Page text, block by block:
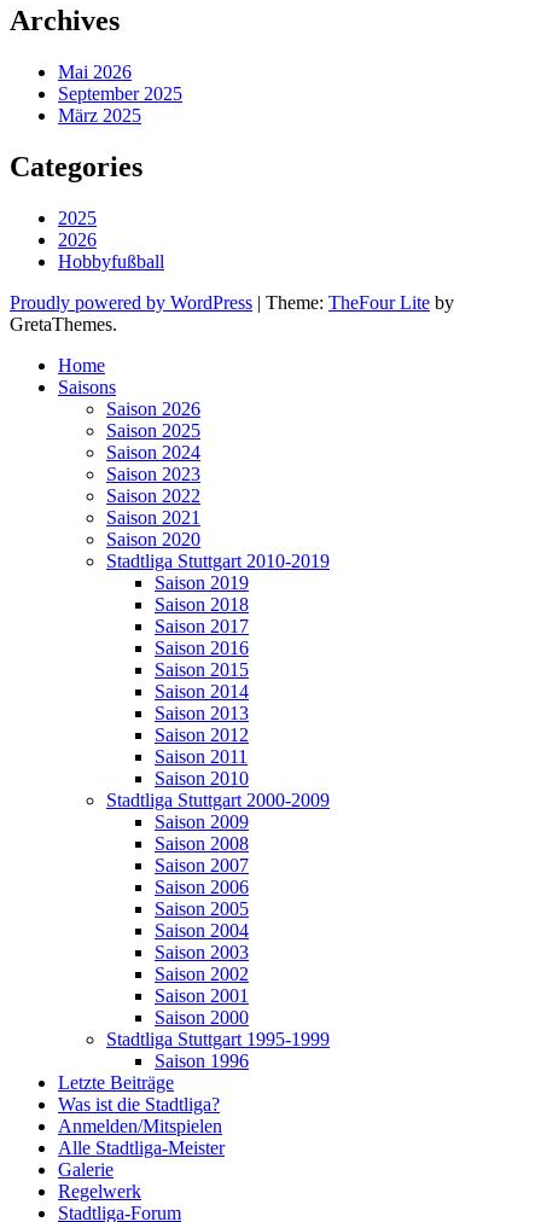
Archives
Mai 2026
September 2025
März 2025
Categories
2025
2026
Hobbyfußball
Proudly powered by WordPress | Theme: TheFour Lite by
GretaThemes.
Home
Saisons
Saison 2026
Saison 2025
Saison 2024
Saison 2023
Saison 2022
Saison 2021
Saison 2020
Stadtliga Stuttgart 2010-2019
Saison 2019
Saison 2018
Saison 2017
Saison 2016
Saison 2015
Saison 2014
Saison 2013
Saison 2012
Saison 2011
Saison 2010
Stadtliga Stuttgart 2000-2009
Saison 2009
Saison 2008
Saison 2007
Saison 2006
Saison 2005
Saison 2004
Saison 2003
Saison 2002
Saison 2001
Saison 2000
Stadtliga Stuttgart 1995-1999
Saison 1996
Letzte Beiträge
Was ist die Stadtliga?
Anmelden/Mitspielen
Alle Stadtliga-Meister
Galerie
Regelwerk
Stadtliga-Forum